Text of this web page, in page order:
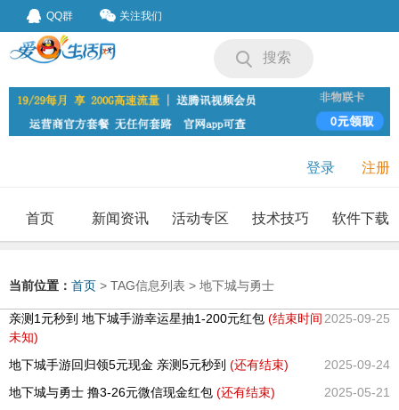
QQ群 关注我们
搜索
登录 注册
首页 新闻资讯 活动专区 技术技巧 软件下载
当前位置： 首页 > TAG信息列表 > 地下城与勇士
2025-09-25
亲测1元秒到 地下城手游幸运星抽1-200元红包 (结束时间
未知)
2025-09-24
地下城手游回归领5元现金 亲测5元秒到 (还有结束)
2025-05-21
地下城与勇士 撸3-26元微信现金红包 (还有结束)